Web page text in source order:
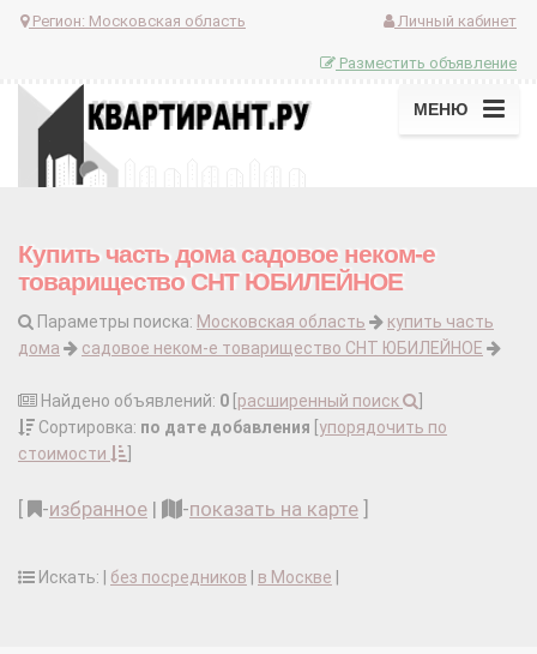
Регион: Московская область Личный кабинет
Разместить объявление
МЕНЮ
Купить часть дома садовое неком-е
товарищество СНТ ЮБИЛЕЙНОЕ
Параметры поиска: Московская область
купить часть
дома
садовое неком-е товарищество СНТ ЮБИЛЕЙНОЕ
Найдено объявлений: 0 расширенный поиск
Сортировка: по дате добавления упорядочить по
стоимости
-избранное | -показать на карте
Искать: | без посредников в Москве